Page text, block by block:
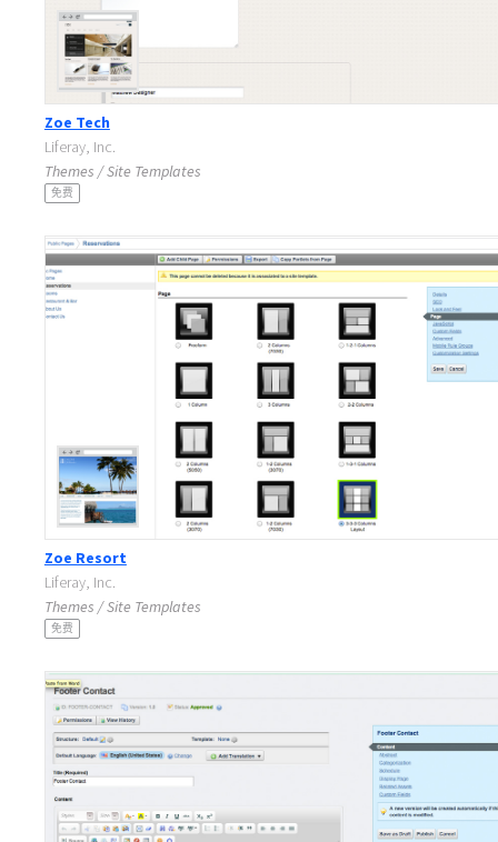
Zoe Tech
Liferay, Inc.
Themes / Site Templates
免费
Zoe Resort
Liferay, Inc.
Themes / Site Templates
免费